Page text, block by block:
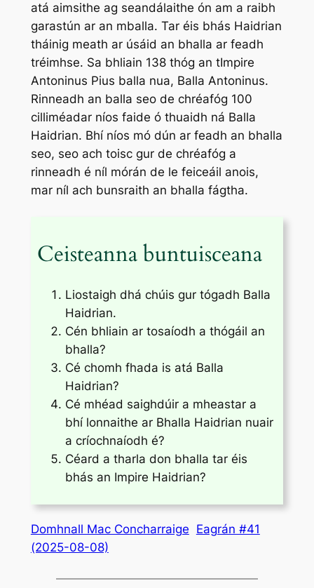
atá aimsithe ag seandálaithe ón am a raibh
garastún ar an mballa. Tar éis bhás Haidrian
tháinig meath ar úsáid an bhalla ar feadh
tréimhse. Sa bhliain 138 thóg an tImpire
Antoninus Pius balla nua, Balla Antoninus.
Rinneadh an balla seo de chréafóg 100
cilliméadar níos faide ó thuaidh ná Balla
Haidrian. Bhí níos mó dún ar feadh an bhalla
seo, seo ach toisc gur de chréafóg a
rinneadh é níl mórán de le feiceáil anois,
mar níl ach bunsraith an bhalla fágtha.
Ceisteanna buntuisceana
Liostaigh dhá chúis gur tógadh Balla
Haidrian.
Cén bhliain ar tosaíodh a thógáil an
bhalla?
Cé chomh fhada is atá Balla
Haidrian?
Cé mhéad saighdúir a mheastar a
bhí lonnaithe ar Bhalla Haidrian nuair
a críochnaíodh é?
Céard a tharla don bhalla tar éis
bhás an Impire Haidrian?
Domhnall Mac Concharraige Eagrán #41
(2025-08-08)